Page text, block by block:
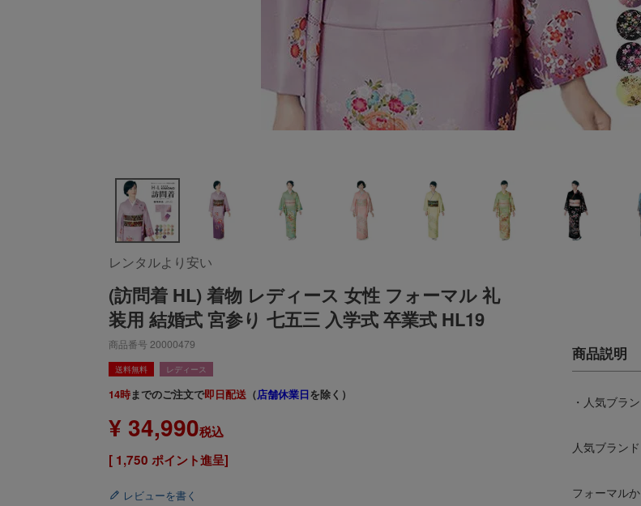
レンタルより安い
(訪問着 HL) 着物 レディース 女性 フォーマル 礼
装用 結婚式 宮参り 七五三 入学式 卒業式 HL19
商品番号 20000479
送料無料 レディース
14時までのご注文で即日配送 （店舗休業日を除く）
¥ 34,990税込
[ 1,750 ポイント進呈]
レビューを書く
・人気ブラ
人気ブラン
フォーマル